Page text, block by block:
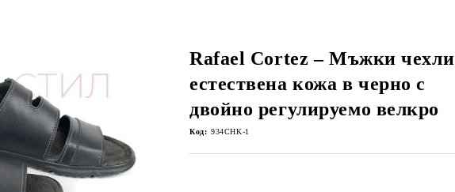
Rafael Cortez – Мъжки чехли
естествена кожа в черно с
двойно регулируемо велкро
Код: 934CHK-1